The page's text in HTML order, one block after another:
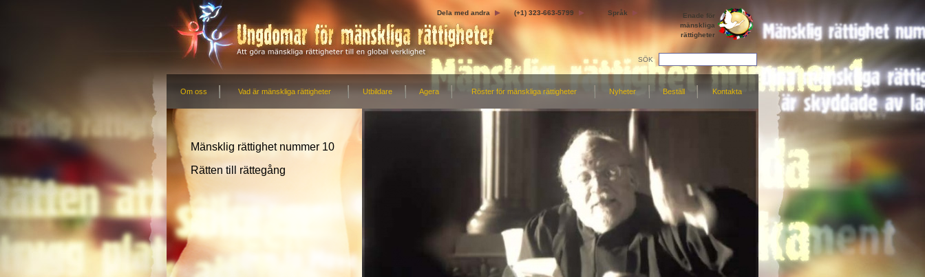
Dela med andra (+1) 323-663-5799 Språk
Enade för
mänskliga
rättigheter
SÖK
Om oss Vad är mänskliga rättigheter Utbildare Agera Röster för mänskliga rättigheter Nyheter Beställ Kontakta
Mänsklig rättighet nummer 10
Rätten till rättegång